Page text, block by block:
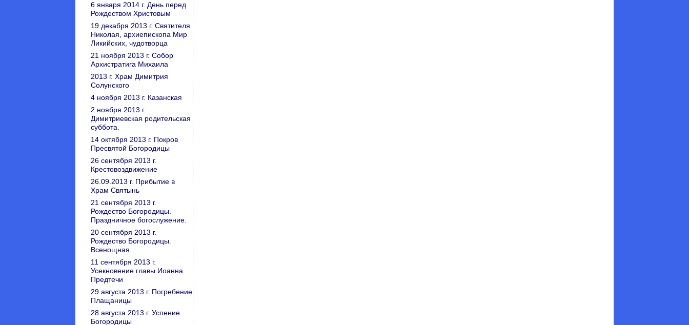
6 января 2014 г. День перед
Рождеством Христовым
19 декабря 2013 г. Святителя
Николая, архиепископа Мир
Ликийских, чудотворца
21 ноября 2013 г. Собор
Архистратига Михаила
2013 г. Храм Димитрия
Солунского
4 ноября 2013 г. Казанская
2 ноября 2013 г.
Димитриевская родительская
суббота.
14 октября 2013 г. Покров
Пресвятой Богородицы
26 сентября 2013 г.
Крестовоздвижение
26.09.2013 г. Прибытие в
Храм Святынь
21 сентября 2013 г.
Рождество Богородицы.
Праздничное богослужение.
20 сентября 2013 г.
Рождество Богородицы.
Всенощная.
11 сентября 2013 г.
Усекновение главы Иоанна
Предтечи
29 августа 2013 г. Погребение
Плащаницы
28 августа 2013 г. Успение
Богородицы